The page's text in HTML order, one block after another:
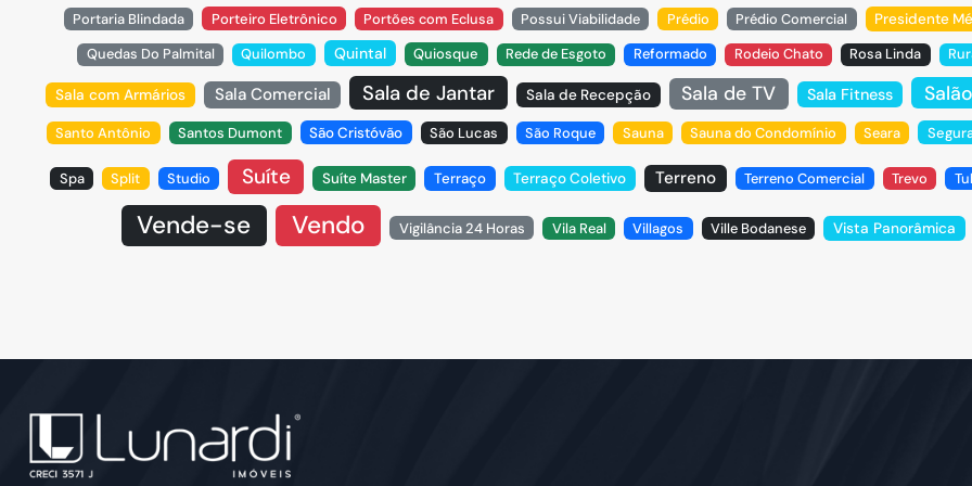
Portaria Blindada
Porteiro Eletrônico Portões com Eclusa Possui Viabilidade Prédio Prédio Comercial Presidente
Quedas Do Palmital
Quilombo Quintal Quiosque Rede de Esgoto Reformado Rodeio Chato Rosa Linda
Sala com Armários Sala Comercial Sala de Jantar Sala de Recepção Sala de TV Sala Fitness
Santo Antônio Santos Dumont São Cristóvão São Lucas São Roque Sauna Sauna do Condomínio Seara
Spa Split Studio Suíte Suíte Master Terraço Terraço Coletivo Terreno Terreno Comercial Trevo
Vende-se
Vendo Vigilância 24 Horas Vila Real Villagos Ville Bodanese Vista Panorâmica